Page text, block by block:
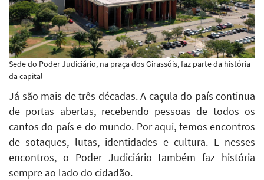
Sede do Poder Judiciário, na praça dos Girassóis, faz parte da história
da capital
Já são mais de três décadas. A caçula do país continua
de portas abertas, recebendo pessoas de todos os
cantos do país e do mundo. Por aqui, temos encontros
de sotaques, lutas, identidades e cultura. E nesses
encontros, o Poder Judiciário também faz história
sempre ao lado do cidadão.